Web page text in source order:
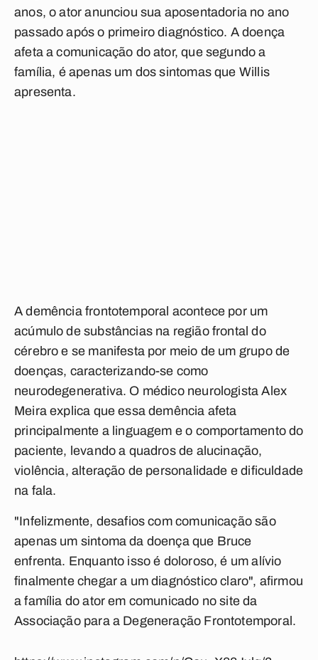
anos, o ator anunciou sua aposentadoria no ano
passado após o primeiro diagnóstico. A doença
afeta a comunicação do ator, que segundo a
família, é apenas um dos sintomas que Willis
apresenta.
A demência frontotemporal acontece por um
acúmulo de substâncias na região frontal do
cérebro e se manifesta por meio de um grupo de
doenças, caracterizando-se como
neurodegenerativa. O médico neurologista Alex
Meira explica que essa demência afeta
principalmente a linguagem e o comportamento do
paciente, levando a quadros de alucinação,
violência, alteração de personalidade e dificuldade
na fala.
"Infelizmente, desafios com comunicação são
apenas um sintoma da doença que Bruce
enfrenta. Enquanto isso é doloroso, é um alívio
finalmente chegar a um diagnóstico claro", afirmou
a família do ator em comunicado no site da
Associação para a Degeneração Frontotemporal.